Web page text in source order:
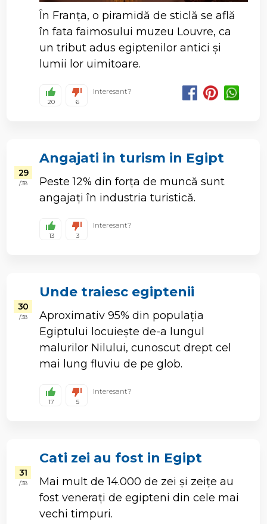
În Franța, o piramidă de sticlă se află
în fata faimosului muzeu Louvre, ca
un tribut adus egiptenilor antici și
lumii lor uimitoare.
20 6
Interesant?
29
/ 38
Angajati in turism in Egipt
Peste 12% din forța de muncă sunt
angajați în industria turistică.
13 3
Interesant?
30
/ 38
Unde traiesc egiptenii
Aproximativ 95% din populația
Egiptului locuiește de-a lungul
malurilor Nilului, cunoscut drept cel
mai lung fluviu de pe glob.
17 5
Interesant?
31
/ 38
Cati zei au fost in Egipt
Mai mult de 14.000 de zei și zeițe au
fost venerați de egipteni din cele mai
vechi timpuri.